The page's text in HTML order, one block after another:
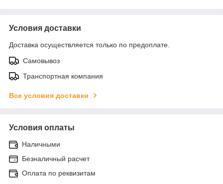
Условия доставки
Доставка осуществляется только по предоплате.
Самовывоз
Транспортная компания
Все условия доставки
Условия оплаты
Наличными
Безналичный расчет
Оплата по реквизитам